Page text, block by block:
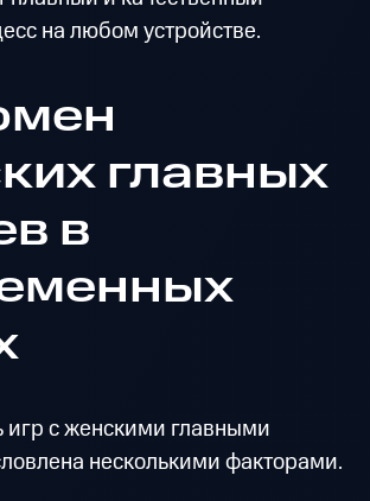
на любом устройстве.
главных
в
игр с женскими главными
несколькими факторами.